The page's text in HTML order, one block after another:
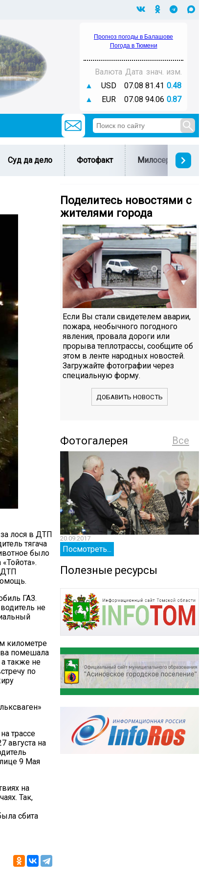
Прогноз погоды в Балашове
Погода в Тюмени
Валюта Дата знач. изм.
▲
USD 07.08 81.41 0.48
▲
EUR 07.08 94.06 0.87
Суд да дело Фотофакт Милосердие
лося в ДТП
тягача
было
ДТП
ГАЗ.
не
километре
помешала
также не
по
трассе
августа на
9 Мая
на
Так,
сбита
Поделитесь новостями с
жителями города
Если Вы стали свидетелем аварии,
пожара, необычного погодного
явления, провала дороги или
прорыва теплотрассы, сообщите об
этом в ленте народных новостей.
Загружайте фотографии через
специальную форму.
ДОБАВИТЬ НОВОСТЬ
Все
Фотогалерея
20.09.2017
Посмотреть...
Полезные ресурсы